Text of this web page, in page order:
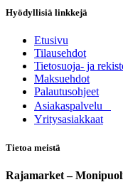
Hyödyllisiä linkkejä
Etusivu
Tilausehdot
Tietosuoja- ja
Maksuehdot
Palautusohjeet
Asia​k​aspalvelu
​Yritysasiakkaat
Tietoa meistä
Rajamarket –